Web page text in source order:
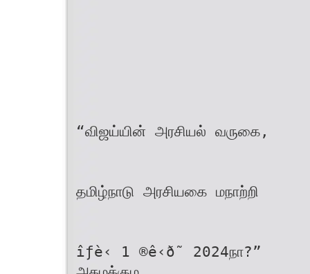
“விஜய்யின் அரசியல் வருகை,
தமிழ்நாடு அரசியகை மநாற்றி
îƒè‹ 1 ®ê‹ð˜ 2024நா?”